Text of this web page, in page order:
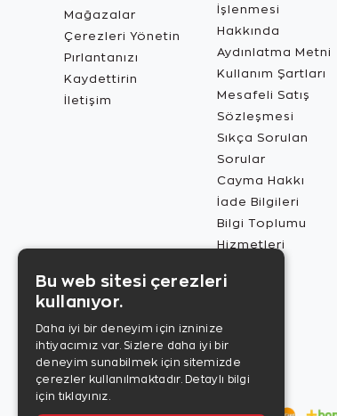
Mağazalar
Çerezleri Yönetin
Pırlantanızı
Kaydettirin
İletişim
İşlenmesi
Hakkında
Aydınlatma Metni
Kullanım Şartları
Mesafeli Satış
Sözleşmesi
Sıkça Sorulan
Sorular
Cayma Hakkı
İade Bilgileri
Bilgi Toplumu
Hizmetleri
Bu web sitesi çerezleri
kullanıyor.
Daha iyi bir deneyim için izninize
ihtiyacımız var. Sizlere daha iyi bir
deneyim sunabilmek için sitemizde
çerezler kullanılmaktadır. Detaylı bilgi
için tıklayınız.